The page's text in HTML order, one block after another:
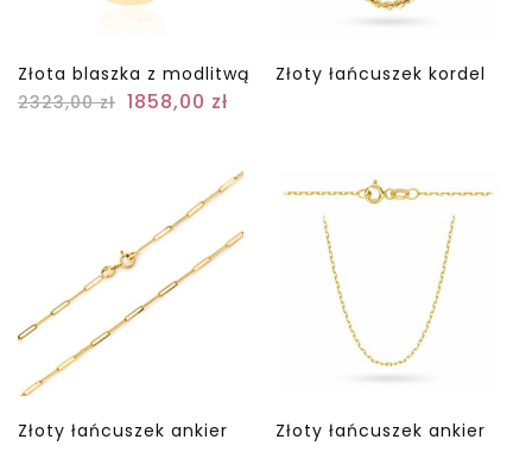
Złota blaszka z modlitwą
2323,00zł 1858,00 zł
Złoty łańcuszek kordel
Złoty łańcuszek ankier Złoty łańcuszek ankier